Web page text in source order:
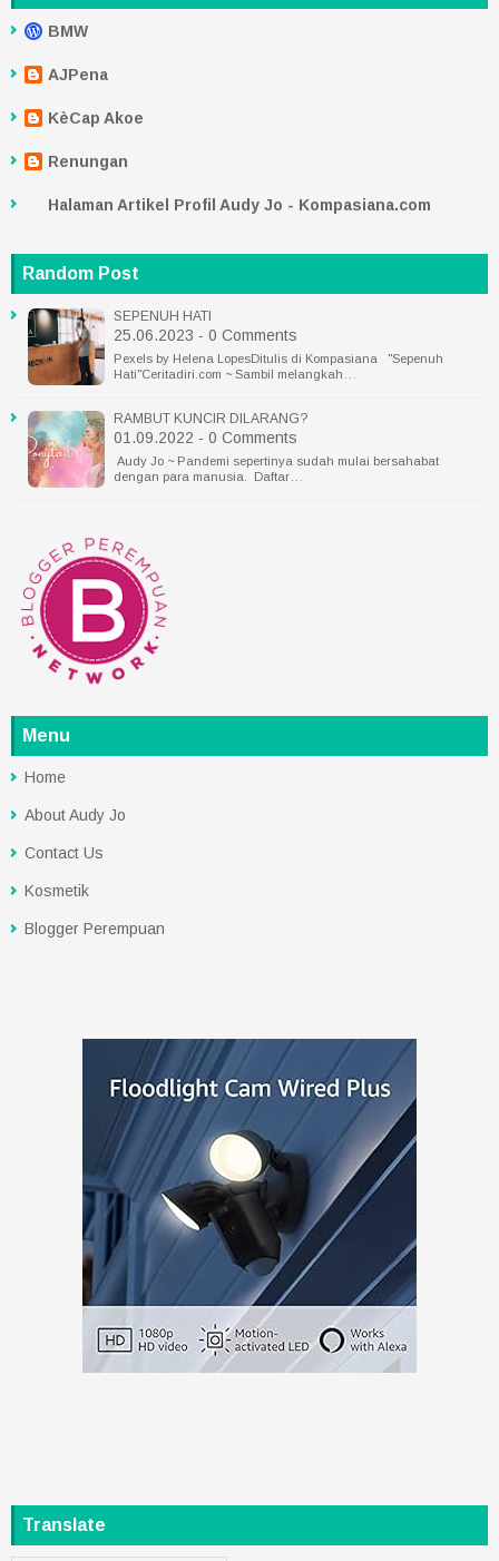
BMW
AJPena
KèCap Akoe
Renungan
Halaman Artikel Profil Audy Jo - Kompasiana.com
Random Post
SEPENUH HATI
25.06.2023 - 0 Comments
Pexels by Helena LopesDitulis di Kompasiana "Sepenuh
Hati"Ceritadiri.com ~ Sambil melangkah…
RAMBUT KUNCIR DILARANG?
01.09.2022 - 0 Comments
Audy Jo ~ Pandemi sepertinya sudah mulai bersahabat
dengan para manusia. Daftar…
Menu
Home
About Audy Jo
Contact Us
Kosmetik
Blogger Perempuan
Translate